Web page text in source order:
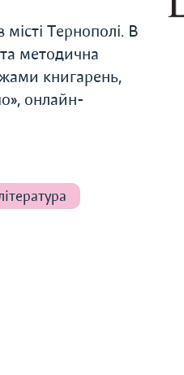
Тернополі. В
методична
книгарень,
онлайн-